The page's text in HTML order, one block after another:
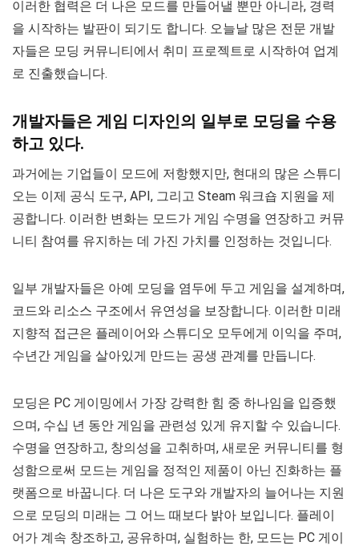
이러한 협력은 더 나은 모드를 만들어낼 뿐만 아니라, 경력
을 시작하는 발판이 되기도 합니다. 오늘날 많은 전문 개발
자들은 모딩 커뮤니티에서 취미 프로젝트로 시작하여 업계
로 진출했습니다.
개발자들은 게임 디자인의 일부로 모딩을 수용
하고 있다.
과거에는 기업들이 모드에 저항했지만, 현대의 많은 스튜디
오는 이제 공식 도구, API, 그리고 Steam 워크숍 지원을 제
공합니다. 이러한 변화는 모드가 게임 수명을 연장하고 커뮤
니티 참여를 유지하는 데 가진 가치를 인정하는 것입니다.
일부 개발자들은 아예 모딩을 염두에 두고 게임을 설계하며,
코드와 리소스 구조에서 유연성을 보장합니다. 이러한 미래
지향적 접근은 플레이어와 스튜디오 모두에게 이익을 주며,
수년간 게임을 살아있게 만드는 공생 관계를 만듭니다.
모딩은 PC 게이밍에서 가장 강력한 힘 중 하나임을 입증했
으며, 수십 년 동안 게임을 관련성 있게 유지할 수 있습니다.
수명을 연장하고, 창의성을 고취하며, 새로운 커뮤니티를 형
성함으로써 모드는 게임을 정적인 제품이 아닌 진화하는 플
랫폼으로 바꿉니다. 더 나은 도구와 개발자의 늘어나는 지원
으로 모딩의 미래는 그 어느 때보다 밝아 보입니다. 플레이
어가 계속 창조하고, 공유하며, 실험하는 한, 모드는 PC 게이